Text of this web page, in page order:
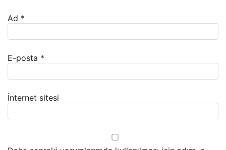
Ad *
E-posta *
İnternet sitesi